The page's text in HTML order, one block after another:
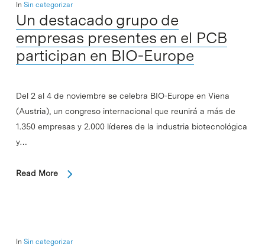
In Sin categorizar
Un destacado grupo de
empresas presentes en el PCB
participan en BIO-Europe
Del 2 al 4 de noviembre se celebra BIO-Europe en Viena
(Austria), un congreso internacional que reunirá a más de
1.350 empresas y 2.000 líderes de la industria biotecnológica
y…
Read More
In Sin categorizar